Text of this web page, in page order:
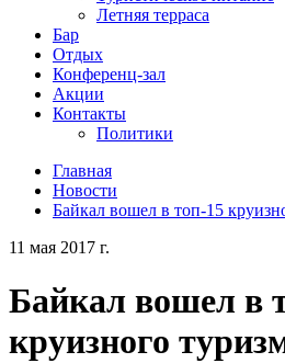
Летняя терраса
Бар
Отдых
Конференц-зал
Акции
Контакты
Политики
Главная
Новости
Байкал вошел в топ-15
11 мая 2017 г.
Байкал вошел в
круизного